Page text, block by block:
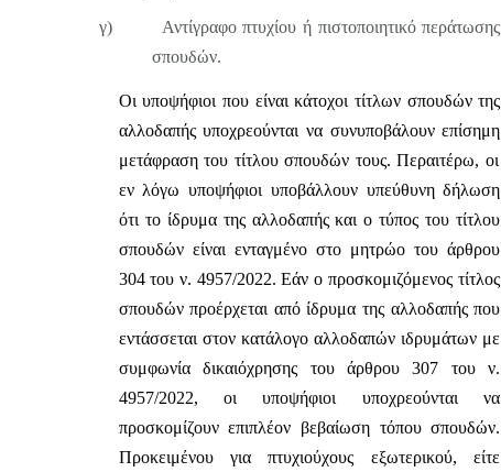
γ) Αντίγραφο πτυχίου ή πιστοποιητικό περάτωσης
σπουδών.
Οι υποψήφιοι που είναι κάτοχοι τίτλων σπουδών της
αλλοδαπής υποχρεούνται νασυνυποβάλουν επίσημη
μετάφραση του τίτλου σπουδών τους. Περαιτέρω, οι
εν λόγω υποψήφιοι υποβάλλουν υπεύθυνη δήλωση
ότι το ίδρυμα της αλλοδαπής και ο τύπος του τίτλου
σπουδών είναι ενταγμένο στο μητρώο του άρθρου
304 του ν. 4957/2022. Εάν ο προσκομιζόμενος τίτλος
σπουδώνπροέρχεται από ίδρυμα της αλλοδαπής που
εντάσσεται στον κατάλογο αλλοδαπών ιδρυμάτων με
συμφωνία δικαιόχρησης του άρθρου 307 του ν.
4957/2022, οι υποψήφιοι υποχρεούνται να
προσκομίζουνεπιπλέον βεβαίωση τόπου σπουδών.
Προκειμένου για πτυχιούχους εξωτερικού, είτε